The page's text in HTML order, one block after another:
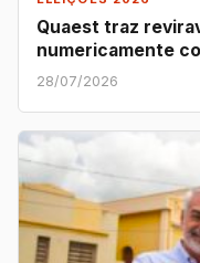
Quaest traz
numericamente
28/07/2026